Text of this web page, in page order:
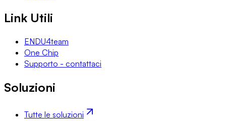
Link Utili
ENDU4team
One Chip
Supporto - contattaci
Soluzioni
Tutte le soluzioni